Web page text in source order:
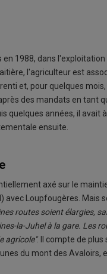
1988, dans
l'agriculteur est
et, pour quelques
des mandats en tant
quelques années, il
ensuite.
axé sur le
avec Loupfougères. Mais
routes soient élargies,
la-Juhel à la gare. Les
agricole". Il compte de
du mont des Avaloirs,